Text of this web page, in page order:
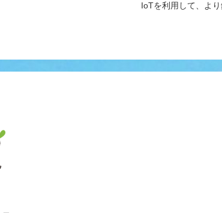
IoTを利用して、より